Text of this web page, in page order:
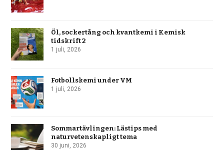
Öl, sockertång och kvantkemi i Kemisk
tidskrift 2
1 juli, 2026
Fotbollskemi under VM
1 juli, 2026
Sommartävlingen: Lästips med
naturvetenskapligt tema
30 juni, 2026